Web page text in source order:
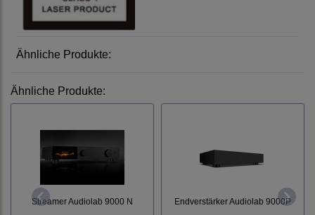
Ähnliche Produkte:
Ähnliche Produkte:
Streamer Audiolab 9000 N Endverstärker Audiolab 9000P